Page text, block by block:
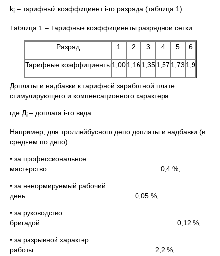
ki – тарифный коэффициент i-го разряда (таблица 1).
Таблица 1 – Тарифные коэффициенты разрядной сетки
Разряд 1 2 3 4 5 6
Тарифные коэффициенты 1,00 1,16 1,35 1,57 1,73 1,9
Доплаты и надбавки к тарифной заработной плате
стимулирующего и компенсационного характера:
где Дi – доплата i-го вида.
Например, для троллейбусного депо доплаты и надбавки (в
среднем по депо):
• за профессиональное
мастерство......................................................... 0,4 %;
• за ненормируемый рабочий
день....................................................... 0,05 %;
• за руководство
бригадой..................................................................... 0,12 %;
• за разрывной характер
работы............................................................. 2,2 %;